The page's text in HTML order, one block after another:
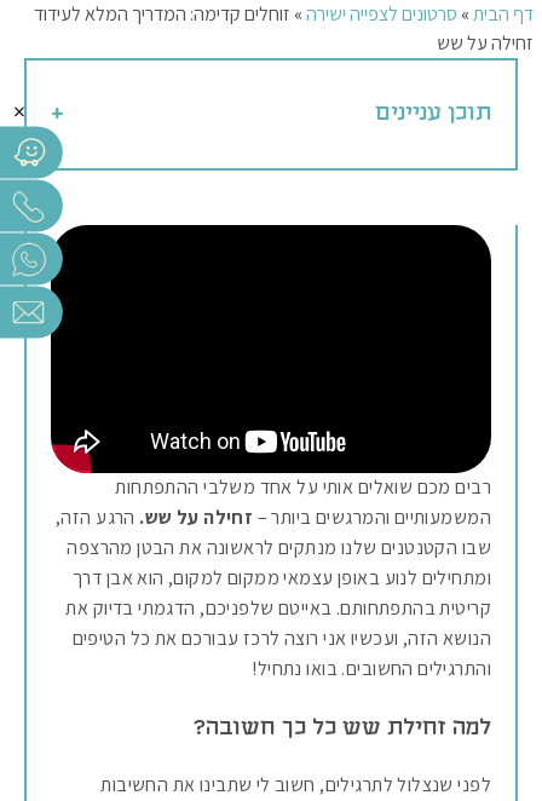
דף הבית» סרטונים לצפייה ישירה» זוחלים קדימה: המדריך המלא לעידוד
זחילה על שש
רבים מכם שואלים אותי על אחד משלבי ההתפתחות
המשמעותיים והמרגשים ביותר – זחילה על שש. הרגע הזה,
שבו הקטנטנים שלנו מנתקים לראשונה את הבטן מהרצפה
ומתחילים לנוע באופן עצמאי ממקום למקום, הוא אבן דרך
קריטית בהתפתחותם. באייטם שלפניכם, הדגמתי בדיוק את
הנושא הזה, ועכשיו אני רוצה לרכז עבורכם את כל הטיפים
והתרגילים החשובים. בואו נתחיל!
למה זחילת שש כל כך חשובה?
לפני שנצלול לתרגילים, חשוב לי שתבינו את החשיבות
תוכן עניינים ×